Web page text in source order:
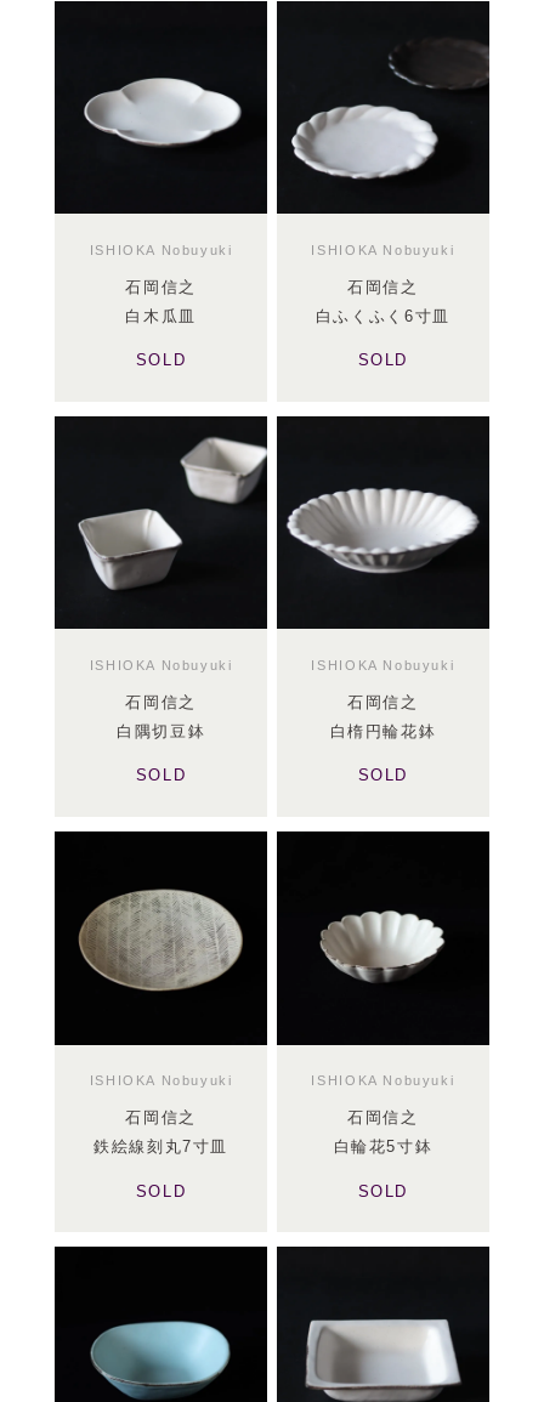
ISHIOKA Nobuyuki
石岡信之
白木瓜皿
SOLD
ISHIOKA Nobuyuki
石岡信之
白ふくふく6寸皿
SOLD
ISHIOKA Nobuyuki
石岡信之
白隅切豆鉢
SOLD
ISHIOKA Nobuyuki
石岡信之
白楕円輪花鉢
SOLD
ISHIOKA Nobuyuki
石岡信之
鉄絵線刻丸7寸皿
SOLD
ISHIOKA Nobuyuki
石岡信之
白輪花5寸鉢
SOLD